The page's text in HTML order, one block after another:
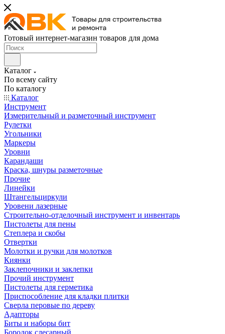
Готовый интернет-магазин товаров для дома
Каталог
По всему сайту
По каталогу
Каталог
Инструмент
Измерительный и разметочный инструмент
Рулетки
Угольники
Маркеры
Уровни
Карандаши
Краска, шнуры разметочные
Прочие
Линейки
Штангельциркули
Уровени лазерные
Строительно-отделочный инструмент и инвентарь
Пистолеты для пены
Степлера и скобы
Отвертки
Молотки и ручки для молотков
Киянки
Заклепочники и заклепки
Прочий инструмент
Пистолеты для герметика
Приспособление для кладки плитки
Сверла перовые по дереву
Адапторы
Биты и наборы бит
Бородок слесарный